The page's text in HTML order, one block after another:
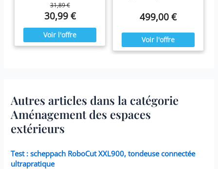
nettoyez les cartouches
chaque semaine et remplacez-
les une fois par mois ou plus
tôt Il est fabriqué avec du
papier Dacron résistant facile
à nettoyer, pour une filtration
10,2 cm.
31,89 €
30,99 €
vous à la maison en été
confortablement installé dans
votre spa Blue Navy.
499,00 €
Autres articles dans la catégorie
Aménagement des espaces
extérieurs
Test : scheppach RoboCut XXL900, tondeuse connectée
ultrapratique